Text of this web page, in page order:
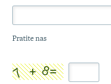
Pratite nas